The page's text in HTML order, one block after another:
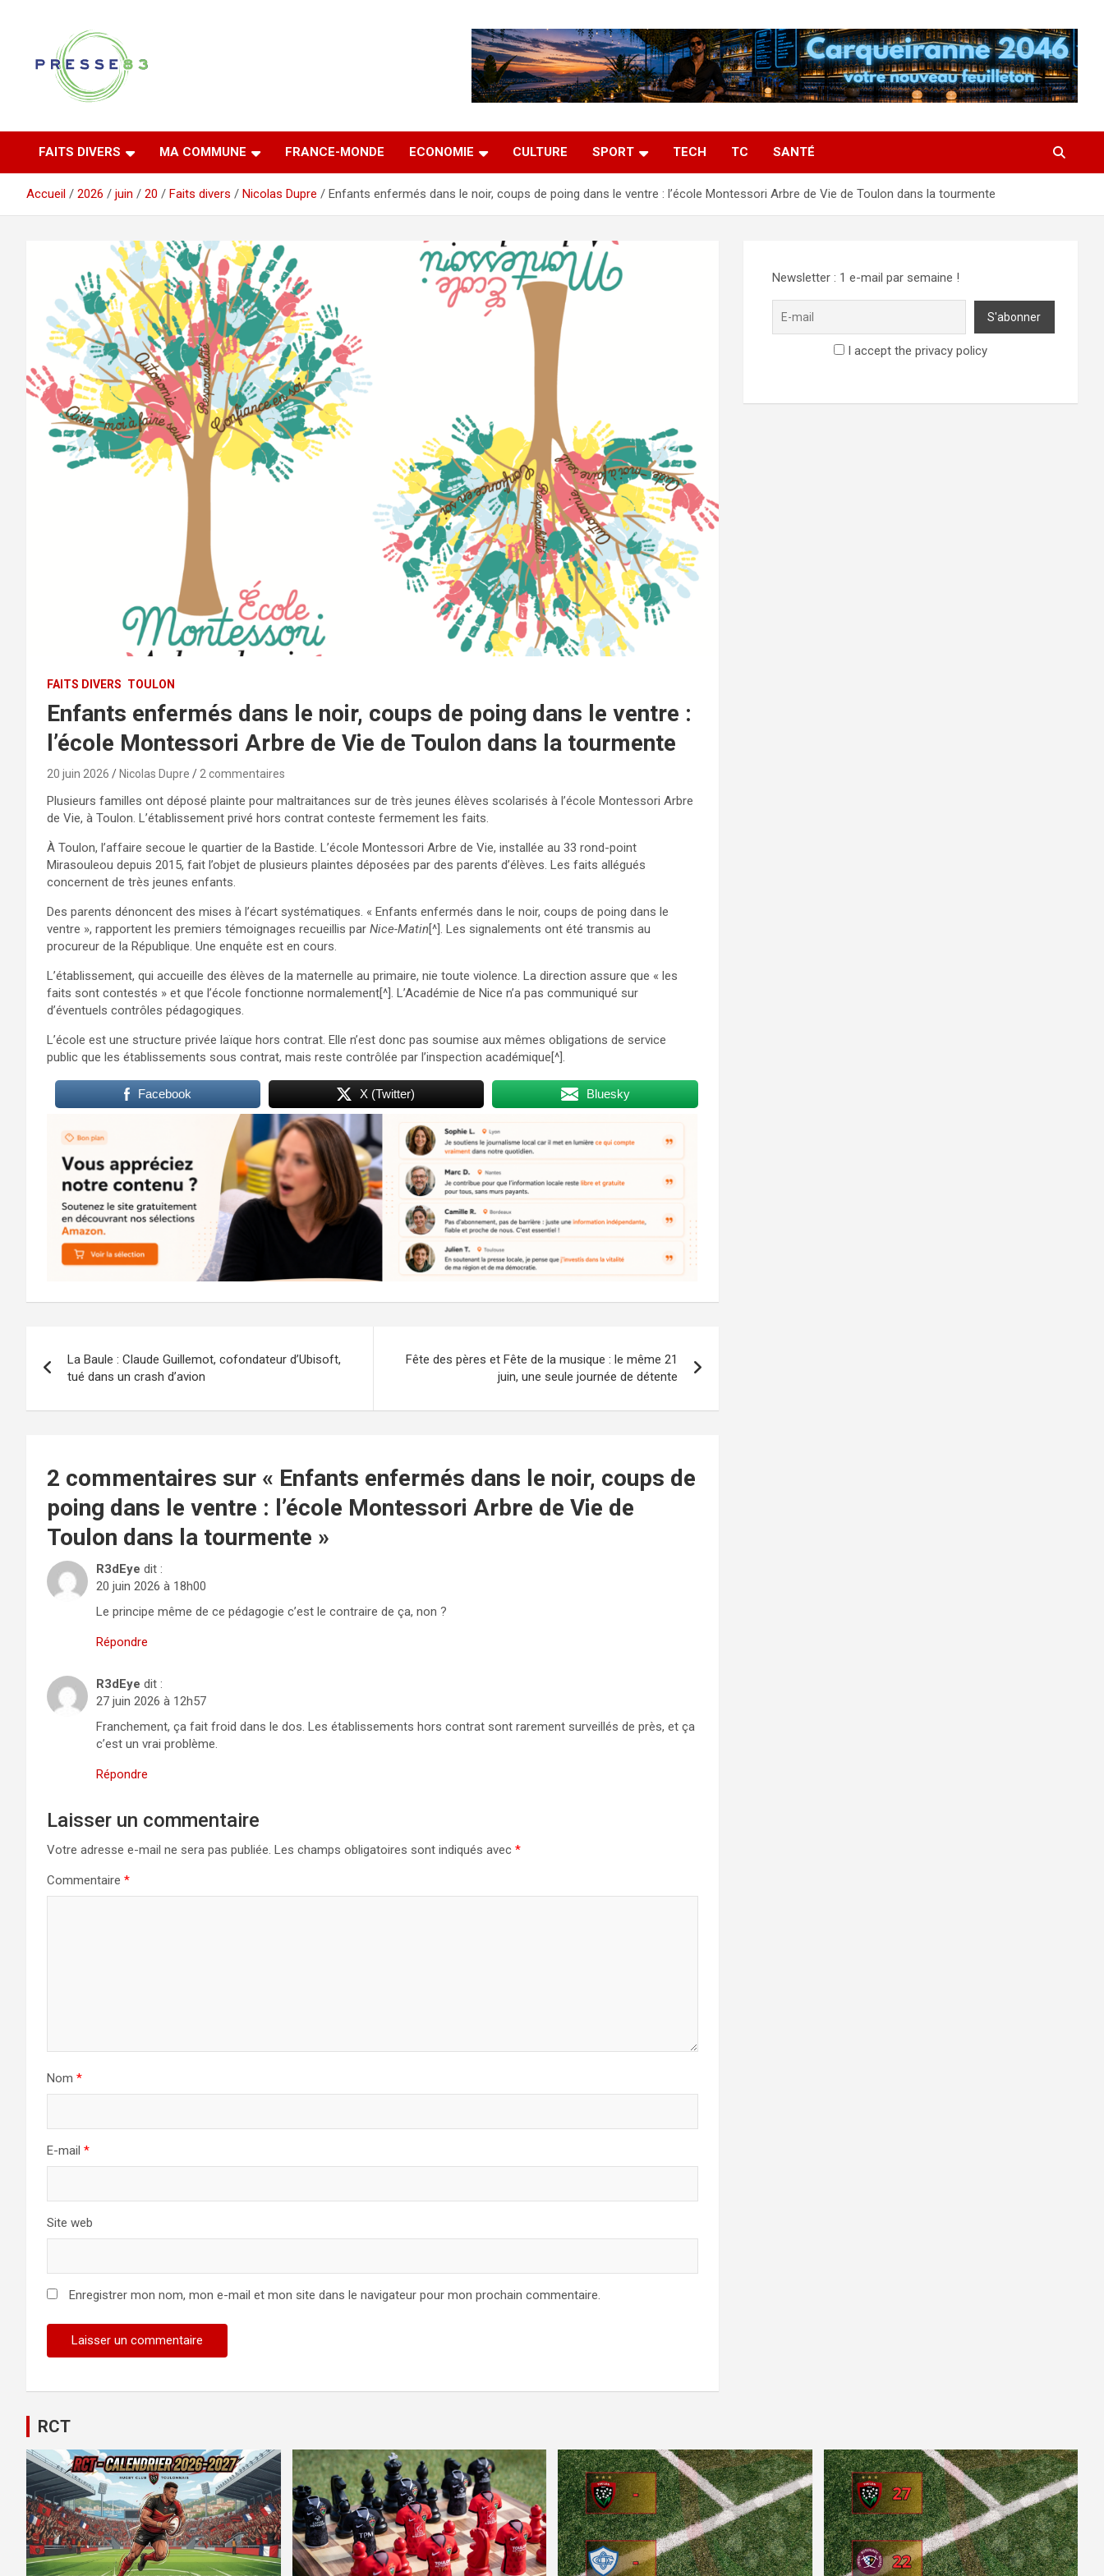
Presse 83
FAITS DIVERS MA COMMUNE FRANCE-MONDE ECONOMIE CULTURE SPORT TECH TC SANTÉ
Accueil 2026 juin 20 Faits divers Nicolas Dupre Enfants enfermés dans le noir, coups de poing dans le ventre : l’école Montessori Arbre de Vie de Toulon dans la tourmente
FAITS DIVERS TOULON
Enfants enfermés dans le noir, coups de poing dans le ventre :
l’école Montessori Arbre de Vie de Toulon dans la tourmente
20 juin 2026 Nicolas Dupre 2 commentaires
Plusieurs familles ont déposé plainte pour maltraitances sur de très jeunes élèves scolarisés à l’école Montessori Arbre
de Vie, à Toulon. L’établissement privé hors contrat conteste fermement les faits.
À Toulon, l’affaire secoue le quartier de la Bastide. L’école Montessori Arbre de Vie, installée au 33 rond-point
Mirasouleou depuis 2015, fait l’objet de plusieurs plaintes déposées par des parents d’élèves. Les faits allégués
concernent de très jeunes enfants.
Des parents dénoncent des mises à l’écart systématiques. « Enfants enfermés dans le noir, coups de poing dans le
ventre », rapportent les premiers témoignages recueillis par Nice-Matin[^]. Les signalements ont été transmis au
procureur de la République. Une enquête est en cours.
L’établissement, qui accueille des élèves de la maternelle au primaire, nie toute violence. La direction assure que « les
faits sont contestés » et que l’école fonctionne normalement[^]. L’Académie de Nice n’a pas communiqué sur
d’éventuels contrôles pédagogiques.
L’école est une structure privée laïque hors contrat. Elle n’est donc pas soumise aux mêmes obligations de service
public que les établissements sous contrat, mais reste contrôlée par l’inspection académique[^].
Facebook X (Twitter) Bluesky
de
l’article
La Baule : Claude Guillemot, cofondateur d’Ubisoft,
tué dans un crash d’avion
Fête des pères et Fête de la musique : le même 21
juin, une seule journée de détente
2 commentaires sur « Enfants enfermés dans le noir, coups de
poing dans le ventre : l’école Montessori Arbre de Vie de
Toulon dans la tourmente »
R3dEye dit :
20 juin 2026 à 18h00
Le principe même de ce pédagogie c’est le contraire de ça, non ?
Répondre
R3dEye dit :
27 juin 2026 à 12h57
Franchement, ça fait froid dans le dos. Les établissements hors contrat sont rarement surveillés de près, et ça
c’est un vrai problème.
Répondre
Laisser un commentaire
Votre adresse e-mail ne sera pas publiée. Les champs obligatoires sont indiqués avec *
Commentaire *
Nom *
E-mail *
Site web
Enregistrer mon nom, mon e-mail et mon site dans le navigateur pour mon prochain commentaire.
Newsletter : 1 e-mail par semaine !
I accept the privacy policy
RCT